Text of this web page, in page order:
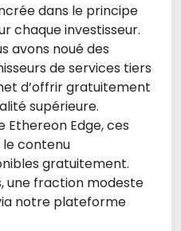
dans le principe
chaque investisseur.
avons noué des
de services tiers
d’offrir gratuitement
supérieure.
Ethereon Edge, ces
contenu
gratuitement.
une fraction modeste
notre plateforme